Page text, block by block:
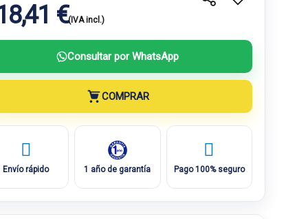
€(IVA incl.)
Consultar por WhatsApp
COMPRAR
Envío rápido 1 año de garantía Pago 100% seguro